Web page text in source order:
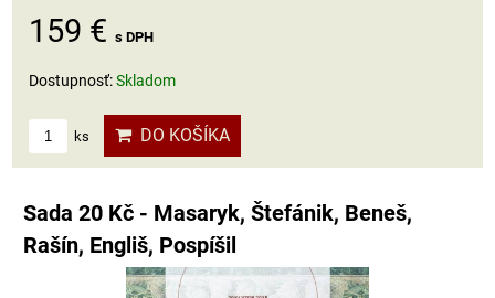
159 € s DPH
Dostupnosť:Skladom
ks DO KOŠÍKA
Sada 20 Kč - Masaryk, Štefánik, Beneš,
Rašín, Engliš, Pospíšil